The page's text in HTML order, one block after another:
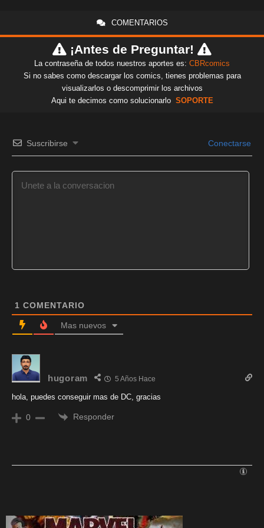
COMENTARIOS
¡Antes de Preguntar!
La contraseña de todos nuestros aportes es: CBRcomics
Si no sabes como descargar los comics, tienes problemas para
visualizarlos o descomprimir los archivos
Aqui te decimos como solucionarlo SOPORTE
Suscribirse Conectarse
1 COMENTARIO
Mas nuevos
hugoram 5 Años Hace
hola, puedes conseguir mas de DC, gracias
0 Responder